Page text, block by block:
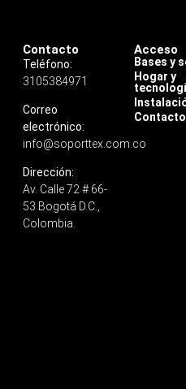
Contacto
Teléfono:
3105384971
Correo
electrónico:
info@soporttex.com.co
Dirección:
Av. Calle 72 # 66-
53 Bogotá D.C.,
Colombia.
Acceso
Bases y
Hogar y
Contacto